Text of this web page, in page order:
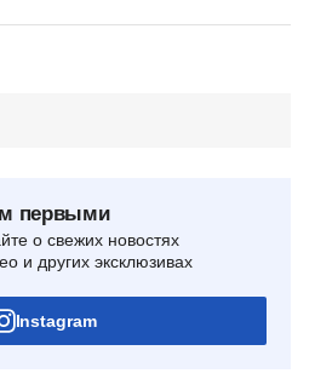
первыми
о свежих новостях
и других эксклюзивах
Instagram